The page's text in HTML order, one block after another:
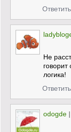
Не
логика!
odogde |